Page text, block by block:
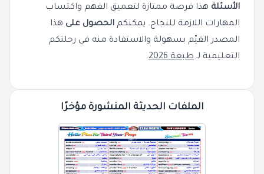
الأسئلة هذا فرصة ممتازة لتعميق الفهم واكتساب
المهارات اللازمة للنجاح. يمكنكم الحصول على هذا
المصدر القيّم بسهولة والاستفادة منه في رحلتكم
التعليمية لـ طبعة 2026 .
الملفات الحديثة المنشورة مؤخرًا